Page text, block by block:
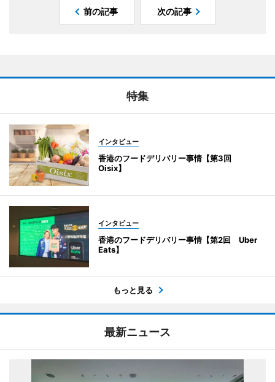
前の記事 次の記事
特集
インタビュー
香港のフードデリバリー事情【第3回
Oisix】
インタビュー
香港のフードデリバリー事情【第2回 Uber
Eats】
もっと見る
最新ニュース